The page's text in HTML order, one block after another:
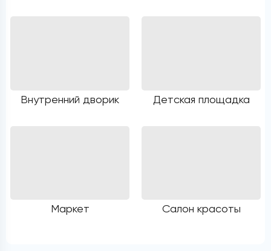
Внутренний дворик Детская площадка
Маркет Салон красоты